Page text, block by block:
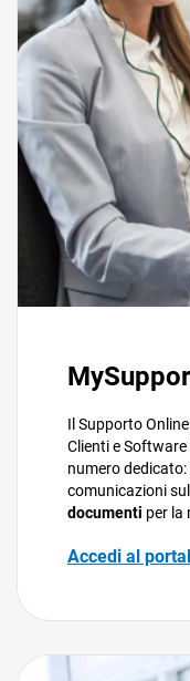
CRM
Ecommerce
Email Marketing
Fatturazione
Financial Solutions
Trust Services
TeamSystem
TeamSystem Store
Il Supporto
Clienti e
numero
comunicazioni
documenti per la
Accedi al